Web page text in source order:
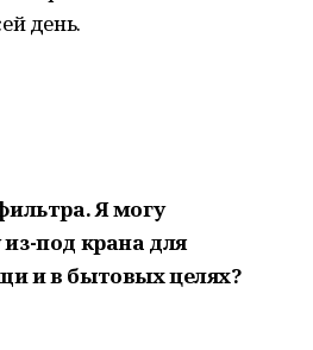
день.
Я могу
под крана для
и в бытовых целях?